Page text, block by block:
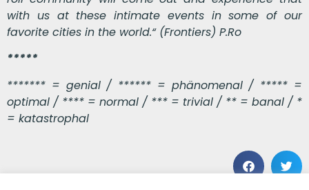
with us at these intimate events in some of our
favorite cities in the world.“ (Frontiers) P.Ro
*****
******* = genial / ****** = phänomenal / ***** =
optimal / **** = normal / *** = trivial / ** = banal / *
= katastrophal